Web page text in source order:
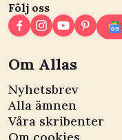
Följ oss
Om Allas
Nyhetsbrev
Alla ämnen
Våra skribenter